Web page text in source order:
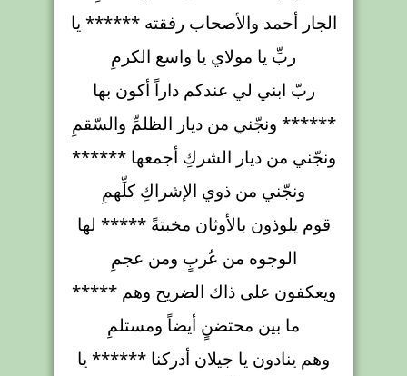
الجار أحمد والأصحاب رفقته ****** يا
ربِّ يا مولاي يا واسع الكرمِ
ربّ ابني لي عندكم داراً أكون بها
****** ونجّني من ديار الظلمِّ والسّقمِ
ونجّني من ديار الشركِ أجمعها ******
ونجّني من ذوي الإشراكِ كلِّهمِ
قوم يلوذون بالأوثان مخبتةً ***** لها
الوجوه من عُربٍ ومن عجمِ
ويعكفون على ذاك الضريح وهم *****
ما بين محتضنٍ أيضاً ومستلمِ
وهم ينادون يا جيلان أدركنا ****** يا